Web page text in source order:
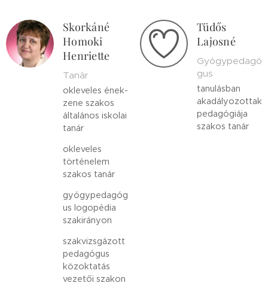
Skorkáné
Homoki
Henriette
Tanár
okleveles ének-
zene szakos
általános iskolai
tanár
okleveles
történelem
szakos tanár
gyógypedagóg
us logopédia
szakirányon
szakvizsgázott
pedagógus
közoktatás
vezetői szakon
Tüdős
Lajosné
Gyógypedagó
gus
tanulásban
akadályozottak
pedagógiája
szakos tanár